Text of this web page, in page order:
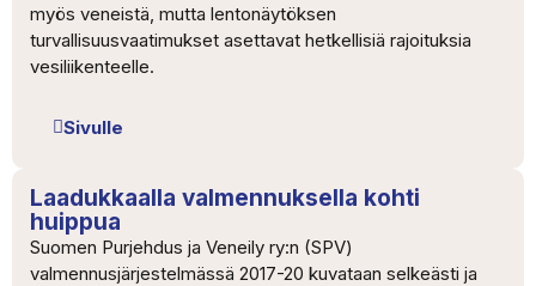
myös veneistä, mutta lentonäytöksen
turvallisuusvaatimukset asettavat hetkellisiä rajoituksia
vesiliikenteelle.
Sivulle
Laadukkaalla valmennuksella kohti
huippua
Suomen Purjehdus ja Veneily ry:n (SPV)
valmennusjärjestelmässä 2017-20 kuvataan selkeästi ja